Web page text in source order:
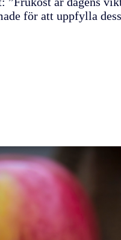
för att uppfylla